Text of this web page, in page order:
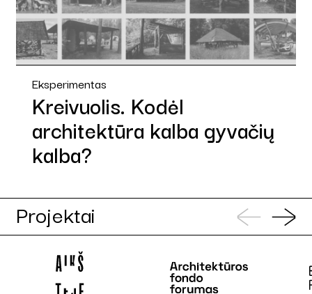
Eksperimentas
Kreivuolis. Kodėl
architektūra kalba gyvačių
kalba?
Projektai